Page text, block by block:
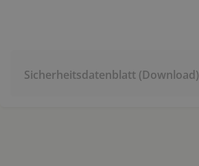
Sicherheitsdatenblatt (Download)